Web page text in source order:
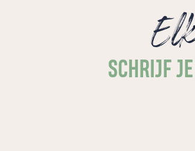
SCHRIJF